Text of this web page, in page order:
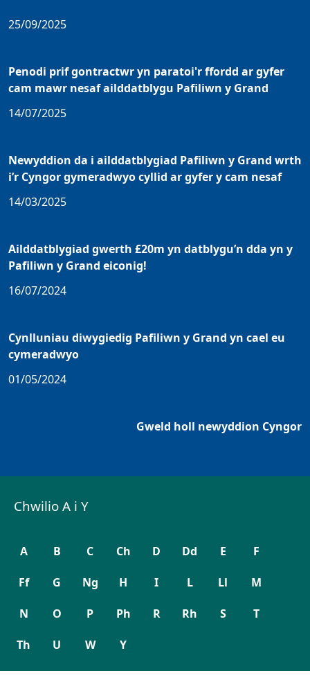
25/09/2025
Penodi prif gontractwr yn paratoi'r ffordd ar gyfer
cam mawr nesaf ailddatblygu Pafiliwn y Grand
14/07/2025
Newyddion da i ailddatblygiad Pafiliwn y Grand wrth
i’r Cyngor gymeradwyo cyllid ar gyfer y cam nesaf
14/03/2025
Ailddatblygiad gwerth £20m yn datblygu’n dda yn y
Pafiliwn y Grand eiconig!
16/07/2024
Cynlluniau diwygiedig Pafiliwn y Grand yn cael eu
cymeradwyo
01/05/2024
Gweld holl newyddion Cyngor
Chwilio A i Y
A B C Ch D Dd E F
Ff G Ng H I L Ll M
N O P Ph R Rh S T
Th U W Y